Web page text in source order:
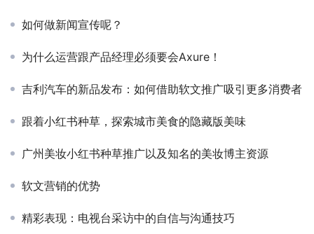
如何做新闻宣传呢？
为什么运营跟产品经理必须要会Axure！
吉利汽车的新品发布：如何借助软文推广吸引更多消费者
跟着小红书种草，探索城市美食的隐藏版美味
广州美妆小红书种草推广以及知名的美妆博主资源
软文营销的优势
精彩表现：电视台采访中的自信与沟通技巧